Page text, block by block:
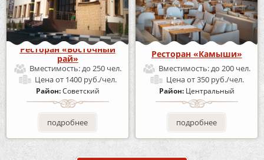
Ресторан «Восточный
рай»
Вместимость:до 250 чел.
Ценаот 1400 руб./чел.
Район:Советский
подробнее
Ресторан «Камыши»
Вместимость:до 200 чел.
Ценаот 350 руб./чел.
Район: Центральный
подробнее